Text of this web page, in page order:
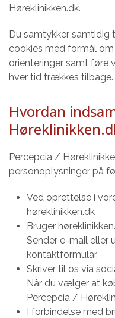
Høreklinikken.dk.
Du samtykker samtidig
cookies med formål
orienteringer samt føre
hver tid trækkes tilbage.
Hvordan
Percepcia /
personoplysninger på
Ved oprettelse i
høreklinikken.dk
Bruger
Sender e-mail eller
kontaktformular.
Skriver til os via
Når du vælger at
Percepcia /
I forbindelse med